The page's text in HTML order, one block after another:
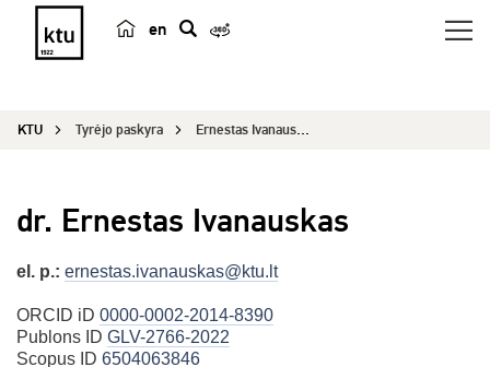
en
e
a
KTU Tyrėjo paskyra Ernestas Ivanauskas
dr. Ernestas Ivanauskas
el. p.: ernestas.ivanauskas@ktu.lt
ORCID iD 0000-0002-2014-8390
Publons ID GLV-2766-2022
Scopus ID 6504063846